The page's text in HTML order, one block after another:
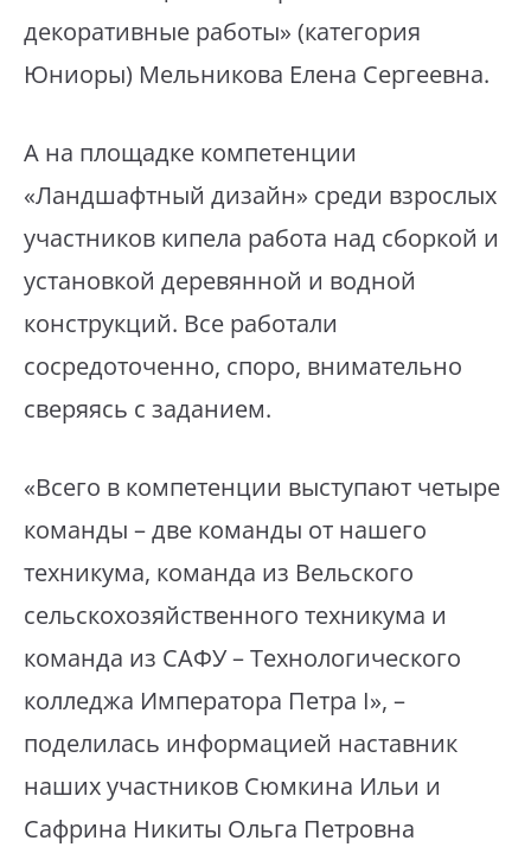
декоративные работы» (категория
Юниоры) Мельникова Елена Сергеевна.
А на площадке компетенции
«Ландшафтный дизайн» среди взрослых
участников кипела работа над сборкой и
установкой деревянной и водной
конструкций. Все работали
сосредоточенно, споро, внимательно
сверяясь с заданием.
«Всего в компетенции выступают четыре
команды – две команды от нашего
техникума, команда из Вельского
сельскохозяйственного техникума и
команда из САФУ – Технологического
колледжа Императора Петра I», –
поделилась информацией наставник
наших участников Сюмкина Ильи и
Сафрина Никиты Ольга Петровна